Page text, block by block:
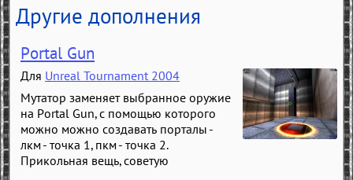
Другие дополнения
Portal Gun
Для Unreal Tournament 2004
Мутатор заменяет выбранное оружие
на Portal Gun, с помощью которого
можно можно создавать порталы -
лкм - точка 1, пкм - точка 2.
Прикольная вещь, советую